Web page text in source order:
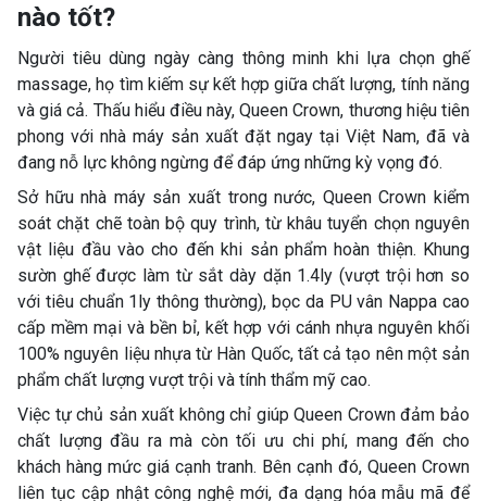
nào tốt?
Người tiêu dùng ngày càng thông minh khi lựa chọn ghế
massage, họ tìm kiếm sự kết hợp giữa chất lượng, tính năng
và giá cả. Thấu hiểu điều này, Queen Crown, thương hiệu tiên
phong với nhà máy sản xuất đặt ngay tại Việt Nam, đã và
đang nỗ lực không ngừng để đáp ứng những kỳ vọng đó.
Sở hữu nhà máy sản xuất trong nước, Queen Crown kiểm
soát chặt chẽ toàn bộ quy trình, từ khâu tuyển chọn nguyên
vật liệu đầu vào cho đến khi sản phẩm hoàn thiện. Khung
sườn ghế được làm từ sắt dày dặn 1.4ly (vượt trội hơn so
với tiêu chuẩn 1ly thông thường), bọc da PU vân Nappa cao
cấp mềm mại và bền bỉ, kết hợp với cánh nhựa nguyên khối
100% nguyên liệu nhựa từ Hàn Quốc, tất cả tạo nên một sản
phẩm chất lượng vượt trội và tính thẩm mỹ cao.
Việc tự chủ sản xuất không chỉ giúp Queen Crown đảm bảo
chất lượng đầu ra mà còn tối ưu chi phí, mang đến cho
khách hàng mức giá cạnh tranh. Bên cạnh đó, Queen Crown
liên tục cập nhật công nghệ mới, đa dạng hóa mẫu mã để